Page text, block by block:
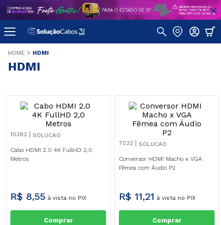
HDMI
HDMI
10382 SOLUCAO
Cabo HDMI 2.0 4K FullHD 2,0
Metros
R$ 8,55 à vista no PIX
Comprar
7032 SOLUCAO
Conversor HDMI Macho x VGA
Fêmea com Áudio P2
R$ 11,21 à vista no PIX
Comprar